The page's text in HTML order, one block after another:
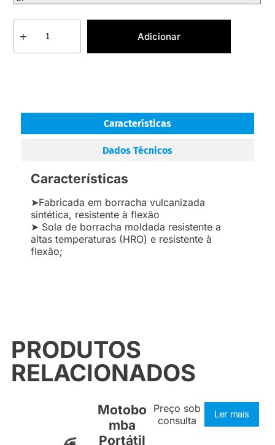
Adicionar
Características
Dados Técnicos
Características
➤Fabricada em borracha vulcanizada
sintética, resistente à flexão
➤ Sola de borracha moldada resistente a
altas temperaturas (HRO) e resistente à
flexão;
PRODUTOS
RELACIONADOS
Motobo
mba
Portátil
Preço sob
consulta
Ler mais